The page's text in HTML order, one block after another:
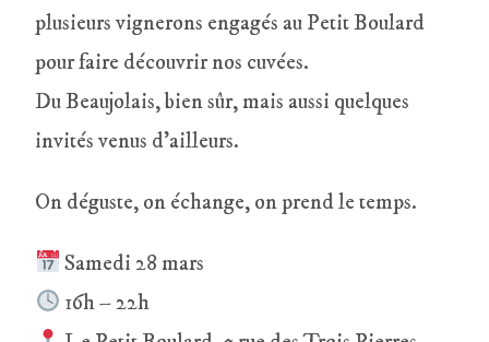
plusieurs vignerons engagés au Petit Boulard
pour faire découvrir nos cuvées.
Du Beaujolais, bien sûr, mais aussi quelques
invités venus d’ailleurs.
On déguste, on échange, on prend le temps.
Samedi 28 mars
16h – 22h